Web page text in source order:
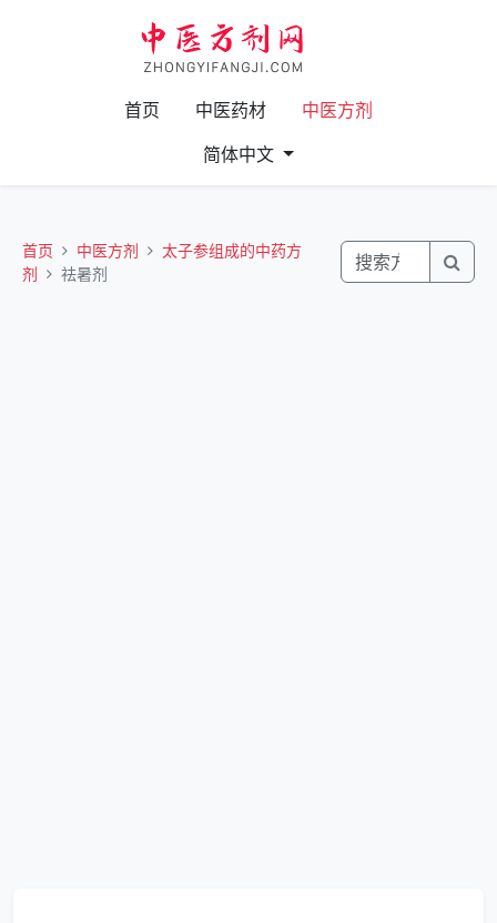
首页 中医药材
中医方剂
简体中文
首页 中医方剂
太子参组成的中药方
剂
祛暑剂